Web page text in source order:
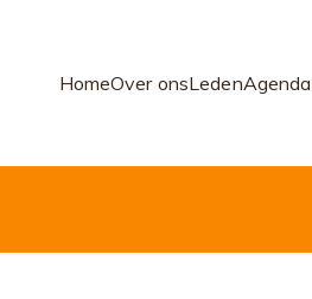
HomeOver onsLedenAgenda